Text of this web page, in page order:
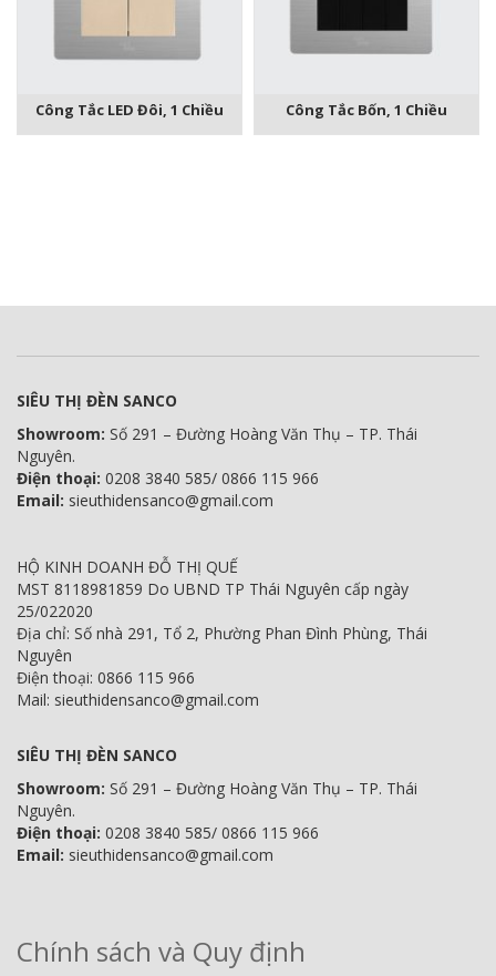
Công Tắc LED Đôi, 1 Chiều Công Tắc Bốn, 1 Chiều
SIÊU THỊ ĐÈN SANCO
Showroom: Số 291 – Đường Hoàng Văn Thụ – TP. Thái
Nguyên.
Điện thoại: 0208 3840 585/ 0866 115 966
Email: sieuthidensanco@gmail.com
HỘ KINH DOANH ĐỖ THỊ QUẾ
MST 8118981859 Do UBND TP Thái Nguyên cấp ngày
25/022020
Địa chỉ: Số nhà 291, Tổ 2, Phường Phan Đình Phùng, Thái
Nguyên
Điện thoại: 0866 115 966
Mail: sieuthidensanco@gmail.com
SIÊU THỊ ĐÈN SANCO
Showroom: Số 291 – Đường Hoàng Văn Thụ – TP. Thái
Nguyên.
Điện thoại: 0208 3840 585/ 0866 115 966
Email: sieuthidensanco@gmail.com
Chính sách và Quy định